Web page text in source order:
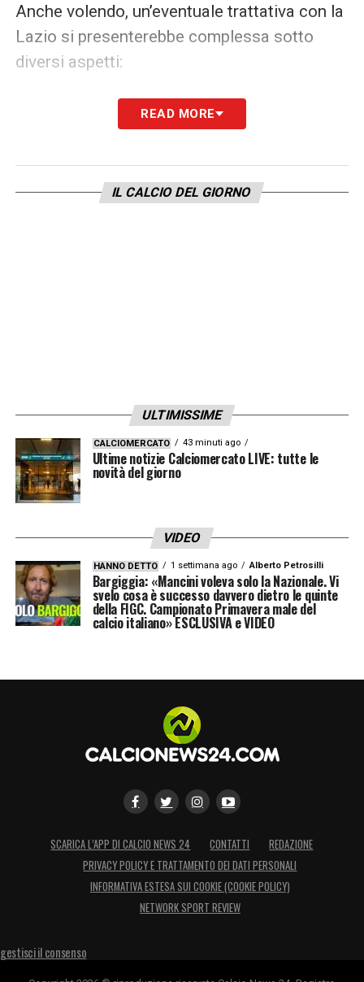
Anche volendo, un’eventuale trattativa con la
Lazio si presenterebbe complessa sotto
diversi aspetti:
Ingaggio elevato
: Loftus-Cheek percepisce 4
milioni netti a stagione più bonus, una cifra fuori
un sacrificio economico del giocatore.
Ipotesi scambio con Gila: resta sullo sfondo la
LA PLAYLIST DELLE NOSTRE TOP NEWS
READ MORE
IL CALCIO DEL GIORNO
ULTIMISSIME
CALCIOMERCATO 43 minuti ago
Ultime notizie Calciomercato LIVE: tutte le
novità del giorno
VIDEO
HANNO DETTO 1 settimana ago Alberto Petrosilli
Bargiggia: «Mancini voleva solo la Nazionale. Vi
svelo cosa è successo davvero dietro le quinte
della FIGC. Campionato Primavera male del
calcio italiano» ESCLUSIVA e VIDEO
SCARICA L’APP DI CALCIO NEWS 24 CONTATTI
REDAZIONE
PRIVACY POLICY E TRATTAMENTO DEI DATI PERSONALI
INFORMATIVA ESTESA SUI COOKIE (COOKIE POLICY)
NETWORK SPORT REVIEW
gestisci il consenso